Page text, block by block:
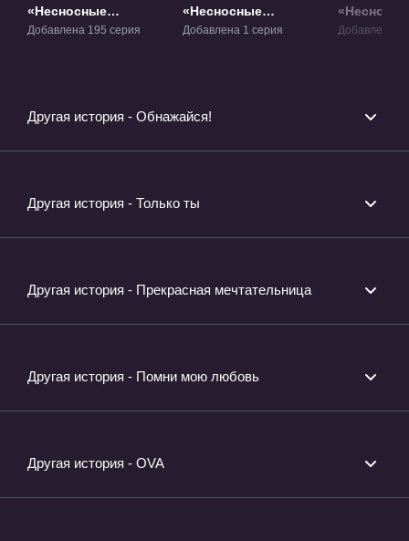
«Несносные
пришельцы» ТВ-1
Добавлена 195 серия
«Несносные
пришельцы:
Добавлена 1 серия Добавлена 1
Другая история - Обнажайся!
Другая история - Только ты
Другая история - Прекрасная мечтательница
Другая история - Помни мою любовь
Другая история - OVA